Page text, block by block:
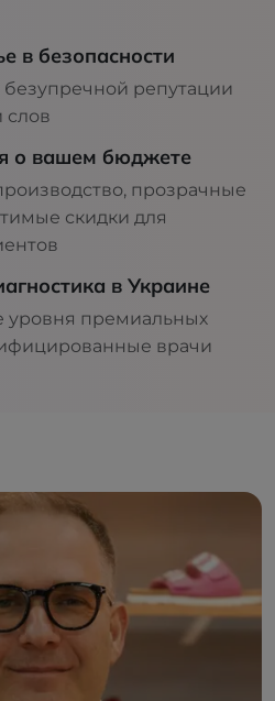
в безопасности
безупречной репутации
слов
о вашем бюджете
прозрачные
скидки для
в Украине
уровня премиальных
врачи